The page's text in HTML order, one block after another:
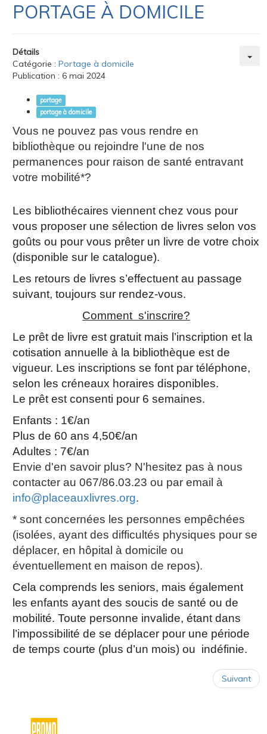
PORTAGE À DOMICILE
Détails
Catégorie : Portage à domicile
Publication : 6 mai 2024
portage
portage à domicile
Vous ne pouvez pas vous rendre en
bibliothèque ou rejoindre l'une de nos
permanences pour raison de santé entravant
votre mobilité*?
Les bibliothécaires viennent chez vous pour
vous proposer une sélection de livres selon vos
goûts ou pour vous prêter un livre de votre choix
(disponible sur le catalogue).
Les retours de livres s’effectuent au passage
suivant, toujours sur rendez-vous.
Comment s'inscrire?
Le prêt de livre est gratuit mais l’inscription et la
cotisation annuelle à la bibliothèque est de
vigueur. Les inscriptions se font par téléphone,
selon les créneaux horaires disponibles.
Le prêt est consenti pour 6 semaines.
Enfants : 1€/an
Plus de 60 ans 4,50€/an
Adultes : 7€/an
Envie d'en savoir plus? N'hesitez pas à nous
contacter au 067/86.03.23 ou par email à
info@placeauxlivres.org.
* sont concernées les personnes empêchées
(isolées, ayant des difficultés physiques pour se
déplacer, en hôpital à domicile ou
éventuellement en maison de repos).
Cela comprends les seniors, mais également
les enfants ayant des soucis de santé ou de
mobilité. Toute personne invalide, étant dans
l’impossibilité de se déplacer pour une période
de temps courte (plus d’un mois) ou indéfinie.
Suivant